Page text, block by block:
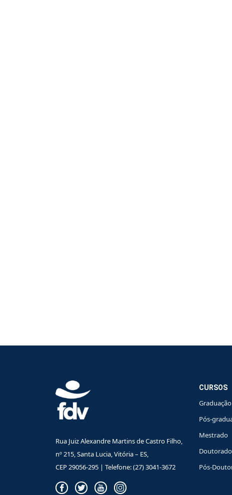
Rua Juiz Alexandre Martins de Castro Filho,
nº 215, Santa Lucia, Vitória – ES,
CEP 29056-295 | Telefone: (27) 3041-3672
CURSOS
Graduação
Pós-
Mestrado
Doutorado
Pós-